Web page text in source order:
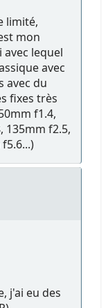
limité,
mon
lequel
avec
avec du
fixes très
f1.4,
135mm f2.5,
j'ai eu des